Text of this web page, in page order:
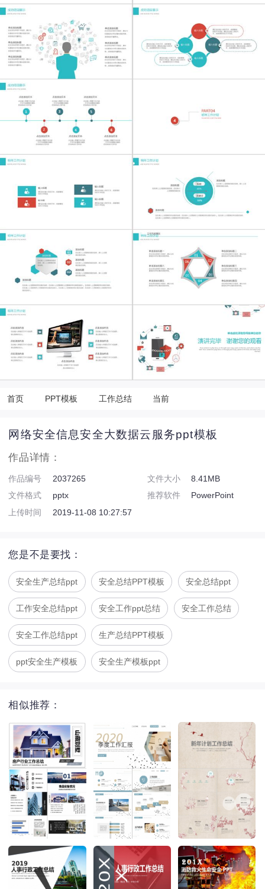
首页 PPT模板 工作总结 当前
网络安全信息安全大数据云服务ppt模板
作品详情：
作品编号 2037265 文件大小
8.41MB
文件格式
pptx 推荐软件
PowerPoint
上传时间
2019-11-08 10:27:57
您是不是要找：
安全生产总结ppt 安全总结PPT模板 安全总结ppt
工作安全总结ppt 安全工作ppt总结 安全工作总结
安全工作总结ppt 生产总结PPT模板
ppt安全生产模板 安全生产模板ppt
相似推荐：